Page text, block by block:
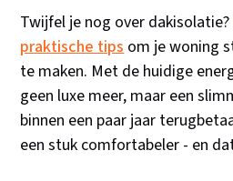
Twijfel je nog over dakisolatie?
praktische tipsom je woning
te maken. Met de huidige
geen luxe meer, maar een
binnen een paar jaar
een stuk comfortabeler - en